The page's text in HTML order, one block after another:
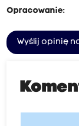
Opracowanie:
Wyślij opinię